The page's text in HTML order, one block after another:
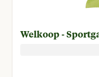
Welkoop -